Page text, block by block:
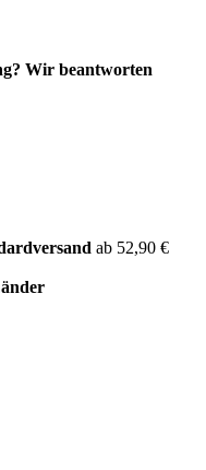
Wir beantworten
ab 52,90 €